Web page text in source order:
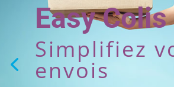
Easy Colis
Simplifiez
envois